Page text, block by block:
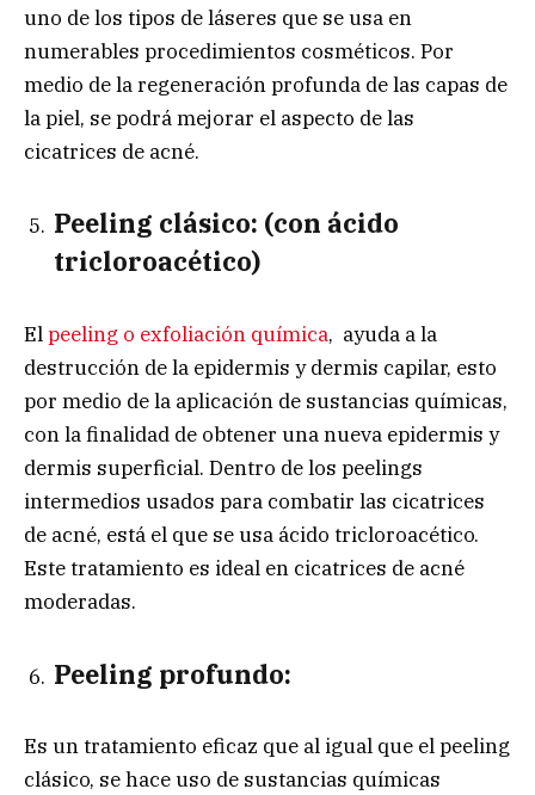
uno de los tipos de láseres que se usa en
numerables procedimientos cosméticos. Por
medio de la regeneración profunda de las capas de
la piel, se podrá mejorar el aspecto de las
cicatrices de acné.
Peeling clásico: (con ácido
tricloroacético)
Elpeeling o exfoliación química, ayuda a la
destrucción de la epidermis y dermis capilar, esto
por medio de la aplicación de sustancias químicas,
con la finalidad de obtener una nueva epidermis y
dermis superficial. Dentro de los peelings
intermedios usados para combatir las cicatrices
de acné, está el que se usa ácido tricloroacético.
Este tratamiento es ideal en cicatrices de acné
moderadas.
Peeling profundo:
Es un tratamiento eficaz que al igual que el peeling
clásico, se hace uso de sustancias químicas